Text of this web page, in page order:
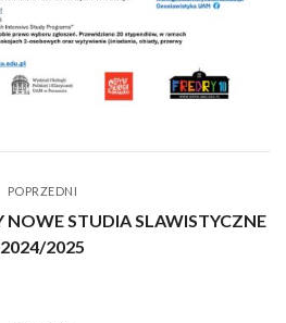
POPRZEDNI
STUDIA SLAWISTYCZNE
2024/2025